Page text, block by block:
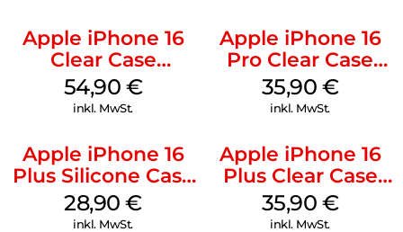
Apple iPhone 16
Clear Case
MagSafe
Transparent
54,90 €
inkl. MwSt.
Apple iPhone 16
Pro Clear Case
MagSafe
Transparent
35,90 €
inkl. MwSt.
Apple iPhone 16
Plus Silicone Case
MagSafe Black
28,90€
inkl. MwSt.
Apple iPhone 16
Plus Clear Case
MagSafe
Transparent
35,90 €
inkl. MwSt.